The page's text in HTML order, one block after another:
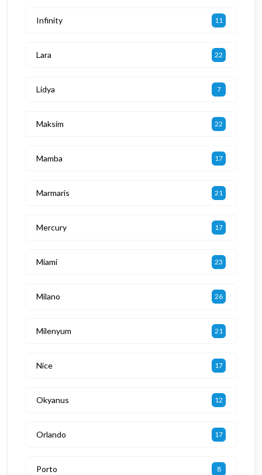
Infinity 11
Lara 22
Lidya 7
Maksim 22
Mamba 17
Marmaris 21
Mercury 17
Miami 23
Milano 26
Milenyum 21
Nice 17
Okyanus 12
Orlando 17
Porto 8